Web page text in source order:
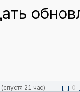
(спустя 21 час) [-] 0